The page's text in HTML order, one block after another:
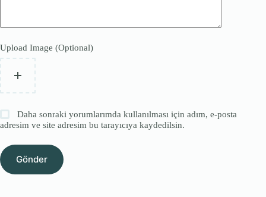
Upload Image (Optional)
Daha sonraki yorumlarımda kullanılması için adım, e-posta
adresim ve site adresim bu tarayıcıya kaydedilsin.
Gönder